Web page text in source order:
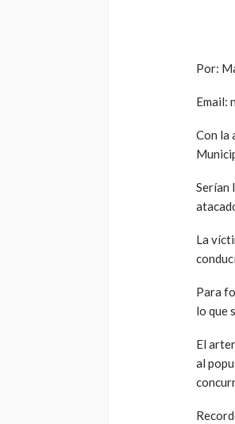
Por:
Email:
Con la
Serían
La
Para
lo que
El
al